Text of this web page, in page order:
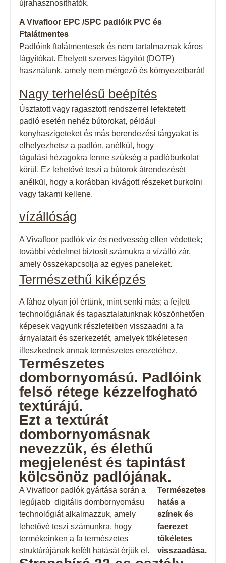
újrahasznosíthatók.
A Vivafloor EPC /SPC padlóik PVC és
Ftalátmentes
Padlóink ​​ftalátmentesek és nem tartalmaznak káros
lágyítókat. Ehelyett szerves lágyítót (DOTP)
használunk, amely nem mérgező és környezetbarát!
Nagy terhelésű beépítés
Úsztatott vagy ragasztott rendszerrel lefektetett
padló esetén nehéz bútorokat, például
konyhaszigeteket és más berendezési tárgyakat is
elhelyezhetsz a padlón, anélkül, hogy
tágulási hézagokra lenne szükség a padlóburkolat
körül. Ez lehetővé teszi a bútorok átrendezését
anélkül, hogy a korábban kivágott részeket burkolni
vagy takarni kellene.
vízállóság​
A Vivafloor padlók víz és nedvesség ellen védettek;
további védelmet biztosít számukra a vízálló zár,
amely összekapcsolja az egyes paneleket.
Természethű kiképzés
A fához olyan jól értünk, mint senki más; a fejlett
technológiának és tapasztalatunknak köszönhetően
képesek vagyunk részleteiben visszaadni a fa
árnyalatait és szerkezetét, amelyek tökéletesen
illeszkednek annak természetes erezetéhez.
Természetes
dombornyomású. Padlóink ​​
felső rétege kézzelfogható
textúrájú.
Ezt a textúrát
dombornyomásnak
nevezzük, és élethű
megjelenést és tapintást
kölcsönöz padlójának.
A Vivafloor padlók gyártása során a
legújabb digitális dombornyomásu
technológiát alkalmazzuk, amely
lehetővé teszi számunkra, hogy
termékeinken a fa természetes
struktúrájának kefélt hatását érjük el.
Természetes
hatás a
színek és
faerezet
tökéletes
visszaadása.